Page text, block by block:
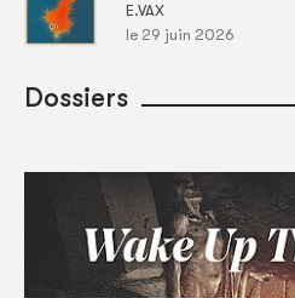
E.VAX
le 29 juin 2026
Dossiers